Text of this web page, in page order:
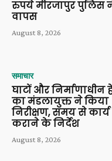
रुपये मीरजापुर पुलिस
वापस
August 8, 2026
समाचार
घाटों और निर्माणाधीन
का मंडलायुक्त ने किया
निरीक्षण, समय से कार्य
कराने के निर्देश
August 8, 2026